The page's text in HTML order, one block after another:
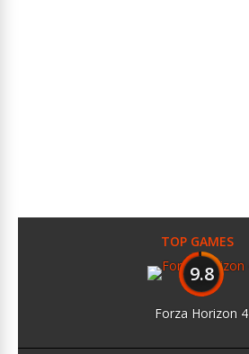
TOP GAMES
9.8
Forza Horizon 4